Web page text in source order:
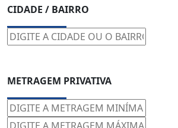
CIDADE / BAIRRO
METRAGEM PRIVATIVA